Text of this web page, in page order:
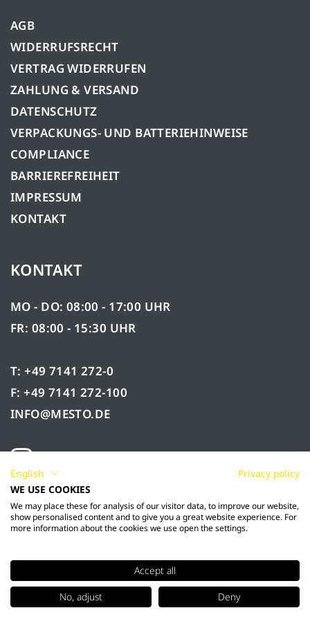
AGB
WIDERRUFSRECHT
VERTRAG WIDERRUFEN
ZAHLUNG & VERSAND
DATENSCHUTZ
VERPACKUNGS- UND BATTERIEHINWEISE
COMPLIANCE
BARRIEREFREIHEIT
IMPRESSUM
KONTAKT
KONTAKT
MO - DO: 08:00 - 17:00 UHR
FR: 08:00 - 15:30 UHR
T: +49 7141 272-0
F: +49 7141 272-100
INFO@MESTO.DE
© 2026 Mesto Spritzenfabrik Ernst Stockburger
GmbH
English
Privacy policy
WE USE COOKIES
We may place these for analysis of our visitor data, to improve our website,
show personalised content and to give you a great website experience. For
more information about the cookies we use open the settings.
Accept all
No, adjust
Deny